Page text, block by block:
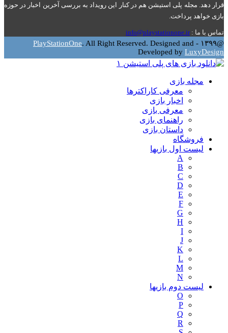
قرار دهد. مجله پلی استیشن هم در کنار این رویداد به بررسی آخرین اخبار در حوزه
بازی خواهد پرداخت.
تماس با ما :info@playstationone.ir
Facebook
Twitter
Instagram
Pinterest
Google
Youtube
@۱۳۹۹ - PlayStationOne. All Right Reserved. Designed and
Developed by LuxyDesign
مجله بازی
معرفی کاراکترها
اخبار بازی
معرفی بازی
راهنمای بازی
داستان بازی
فروشگاه
لیست اول بازیها
A
B
C
D
E
F
G
H
I
J
K
L
M
N
لیست دوم بازیها
O
P
Q
R